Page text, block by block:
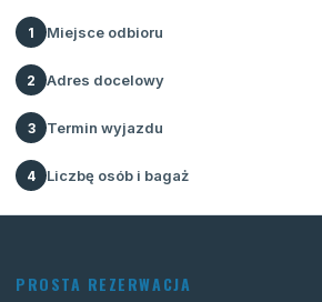
1 Miejsce odbioru
2 Adres docelowy
3 Termin wyjazdu
4 Liczbę osób i bagaż
PROSTA REZERWACJA